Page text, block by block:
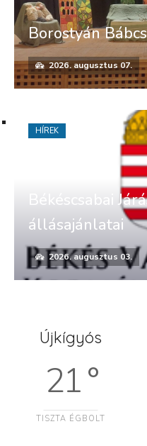
Borostyán
2026. augusztus 07.
Békéscsabai
állásajánlatai
2026. augusztus 03.
HÍREK
Újkígyós
21 °
TISZTA ÉGBOLT